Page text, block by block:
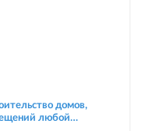
домов,
любой